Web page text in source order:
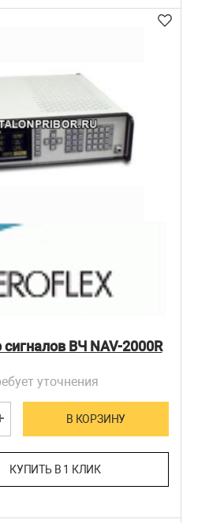
сигналов ВЧ NAV-2000R
уточнения
В КОРЗИНУ
КУПИТЬ В 1 КЛИК